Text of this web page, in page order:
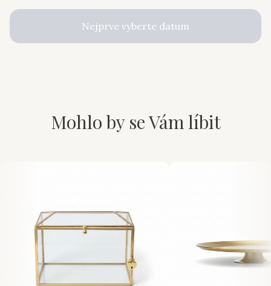
Nejprve vyberte datum
Mohlo by se Vám líbit